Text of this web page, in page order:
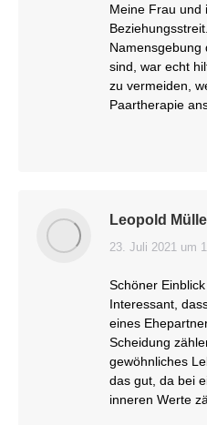
Meine Frau und
Namensgebung
sind, war echt
zu vermeiden,
Paartherapie
Leopold
sagt:
23. Juli 2021 um
Schöner
Interessant,
eines
Scheidung
gewöhnliches
das gut, da bei
inneren Werte